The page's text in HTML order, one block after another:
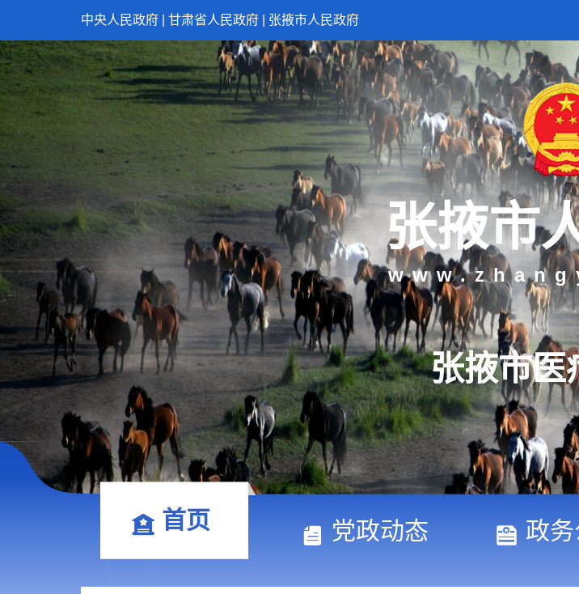
中央人民政府 甘肃省人民政府 张掖市人民政府
张掖市
张掖市医
首页 党政动态 政